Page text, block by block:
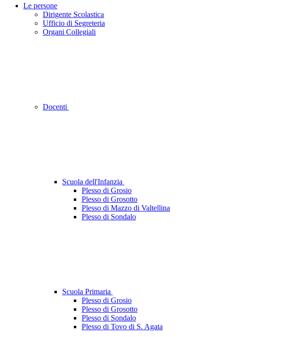
Le persone
Dirigente Scolastica
Ufficio di Segreteria
Organi Collegiali
Docenti
Scuola dell'Infanzia
Plesso di Grosio
Plesso di Grosotto
Plesso di Mazzo di Valtellina
Plesso di Sondalo
Scuola Primaria
Plesso di Grosio
Plesso di Grosotto
Plesso di Sondalo
Plesso di Tovo di S. Agata